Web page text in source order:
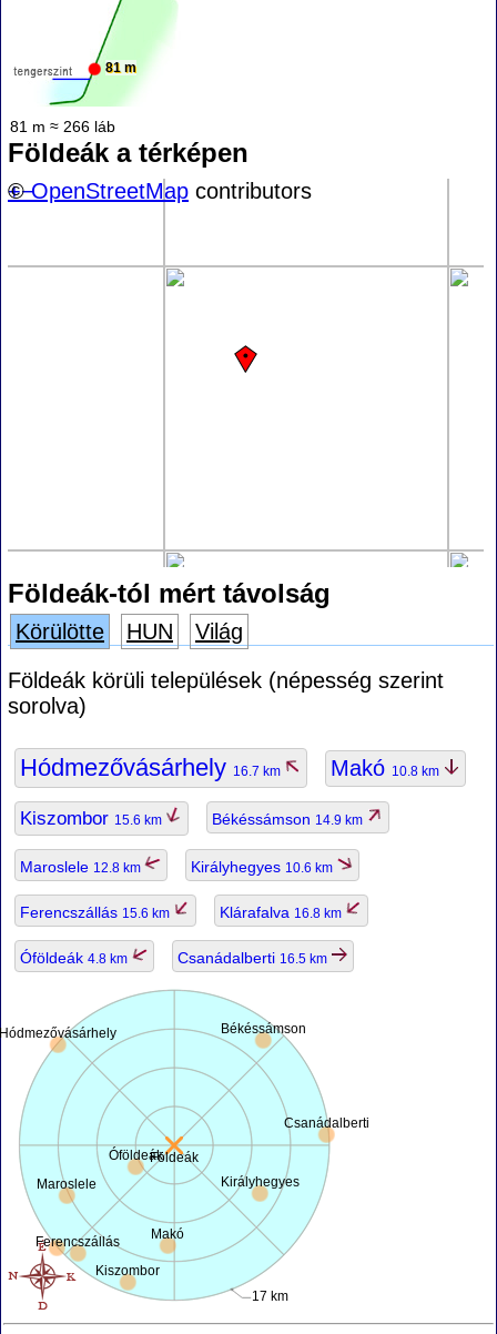
81 m
81 m ≈ 266 láb
Földeák a térképen
+−
©OpenStreetMap contributors
Földeák-tól mért távolság
Körülötte HUN
Világ
Földeák körüli települések (népesség szerint
sorolva)
Hódmezővásárhely 16.7 km Makó 10.8 km
Kiszombor 15.6 km Békéssámson 14.9 km
Maroslele 12.8 km Királyhegyes 10.6 km
Ferencszállás 15.6 km Klárafalva 16.8 km
Óföldeák 4.8 km Csanádalberti 16.5 km
Földeák
17 km
Hódmezővásárhely
Makó
Kiszombor
Békéssámson
Maroslele Királyhegyes
Ferencszállás
Óföldeák
Csanádalberti